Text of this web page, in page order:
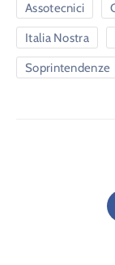
Assotecnici
Italia Nostra
Soprintendenze